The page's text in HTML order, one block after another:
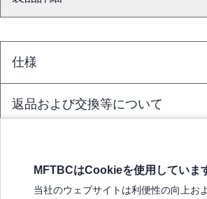
仕様
返品および交換等について
MFTBCはCookieを使用していま
当社のウェブサイトは利便性の向上お